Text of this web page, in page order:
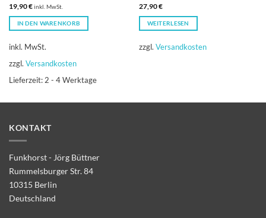
19,90€inkl. MwSt.
IN DEN WARENKORB
inkl. MwSt.
zzgl. Versandkosten
Lieferzeit: 2 - 4 Werktage
27,90€
WEITERLESEN
zzgl. Versandkosten
KONTAKT
Funkhorst - Jörg Büttner
Rummelsburger Str. 84
10315 Berlin
Deutschland